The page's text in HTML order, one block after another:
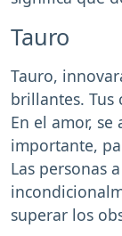
Tauro
Tauro,
brillantes. Tus
En el amor,
importante,
Las personas
superar los